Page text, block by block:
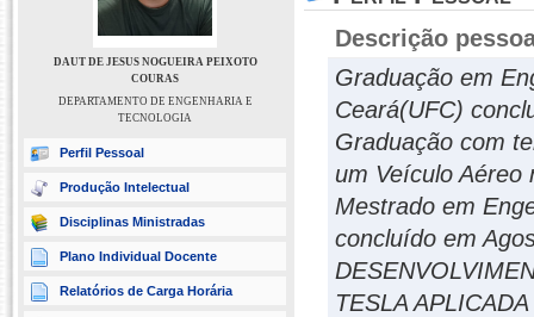
DAUT DE JESUS NOGUEIRA PEIXOTO
COURAS
DEPARTAMENTO DE ENGENHARIA E
TECNOLOGIA
Perfil Pessoal
Produção Intelectual
Disciplinas Ministradas
Plano Individual Docente
Relatórios de Carga Horária
Descrição
Graduação em
Ceará(UFC)
Graduação com
um Veículo Aéreo
Mestrado em
concluído em
TESLA